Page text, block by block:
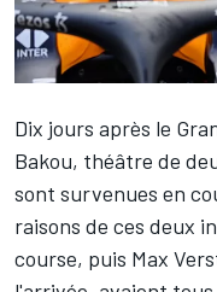
Dix jours après le
Bakou, théâtre de
sont survenues en
raisons de ces deux
course, puis Max